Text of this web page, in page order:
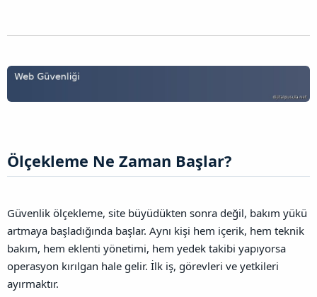
Ölçekleme Ne Zaman Başlar?​
Güvenlik ölçekleme, site büyüdükten sonra değil, bakım yükü
artmaya başladığında başlar. Aynı kişi hem içerik, hem teknik
bakım, hem eklenti yönetimi, hem yedek takibi yapıyorsa
operasyon kırılgan hale gelir. İlk iş, görevleri ve yetkileri
ayırmaktır.